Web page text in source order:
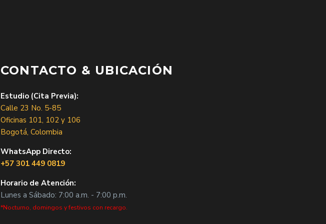
CONTACTO & UBICACIÓN
Estudio (Cita Previa):
Calle 23 No. 5-85
Oficinas 101, 102 y 106
Bogotá, Colombia
WhatsApp Directo:
+57 301 449 0819
Horario de Atención:
Lunes a Sábado: 7:00 a.m. - 7:00 p.m.
*Nocturno, domingos y festivos con recargo.